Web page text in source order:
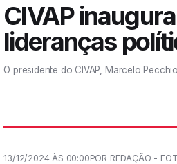
CIVAP
lideranças
O presidente do CIVAP, Marcelo
13/12/2024 ÀS 00:00POR REDAÇÃO -